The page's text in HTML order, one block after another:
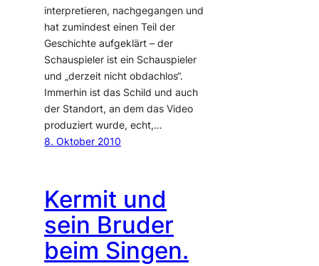
interpretieren, nachgegangen und
hat zumindest einen Teil der
Geschichte aufgeklärt – der
Schauspieler ist ein Schauspieler
und „derzeit nicht obdachlos“.
Immerhin ist das Schild und auch
der Standort, an dem das Video
produziert wurde, echt,…
8. Oktober 2010
Kermit und
sein Bruder
beim Singen.